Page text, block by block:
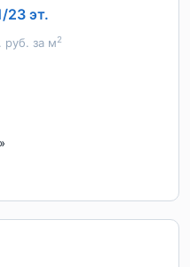
23 эт.
руб. за м2